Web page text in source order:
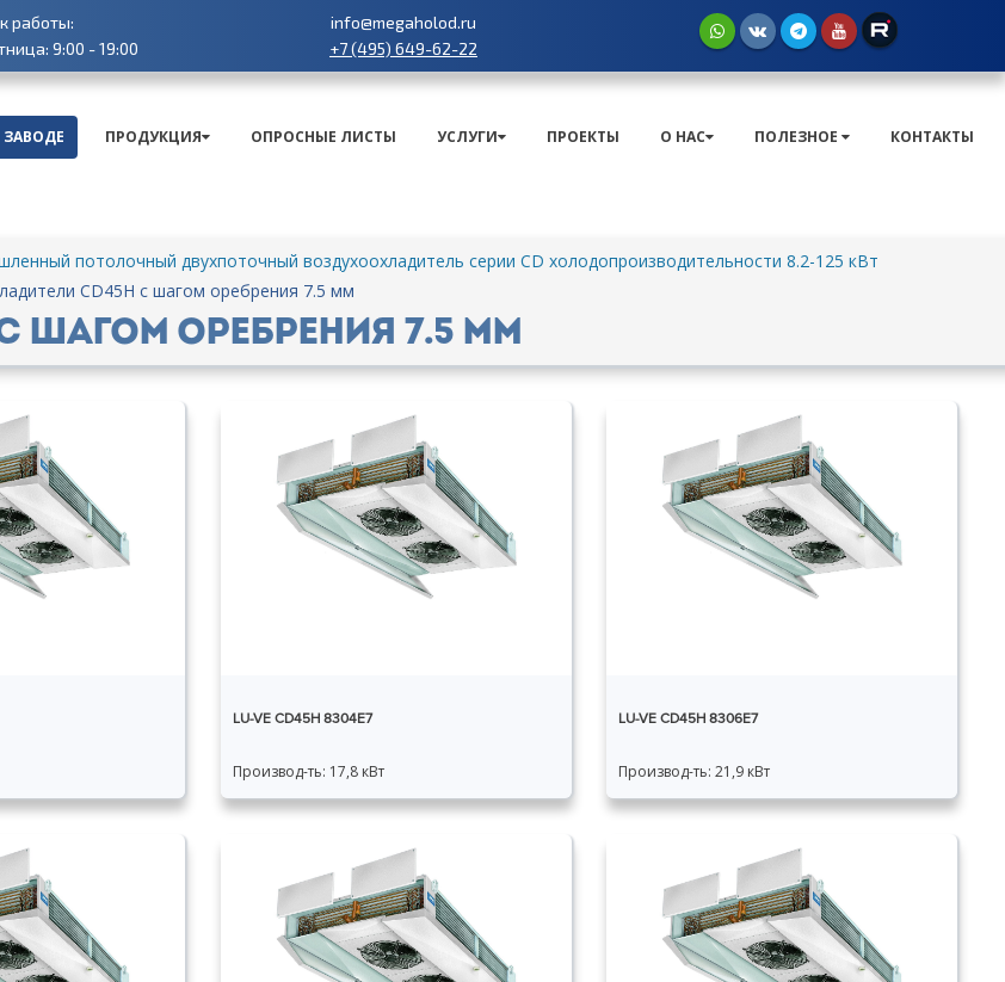
работы:
9:00 - 19:00
info@megaholod.ru
+7 (495) 649-62-22
ПРОДУКЦИЯ ОПРОСНЫЕ ЛИСТЫ УСЛУГИ ПРОЕКТЫ О НАС ПОЛЕЗНОЕ КОНТАКТЫ
потолочный двухпоточный воздухоохладитель серии CD холодопроизводительности 8.2-125 кВт
CD45H с шагом оребрения 7.5 мм
шагом оребрения 7.5 мм
LU-VE CD45H 8304E7
Производ-ть: 17,8 кВт
LU-VE CD45H 8306E7
Производ-ть: 21,9 кВт